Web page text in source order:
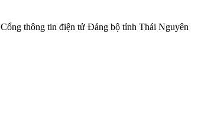
Cổng thông tin điện tử Đảng bộ tỉnh Thái Nguyên